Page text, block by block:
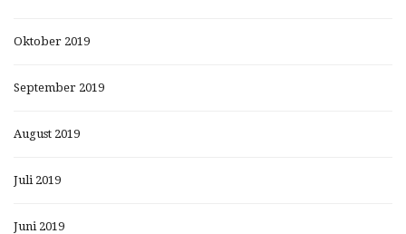
Oktober 2019
September 2019
August 2019
Juli 2019
Juni 2019